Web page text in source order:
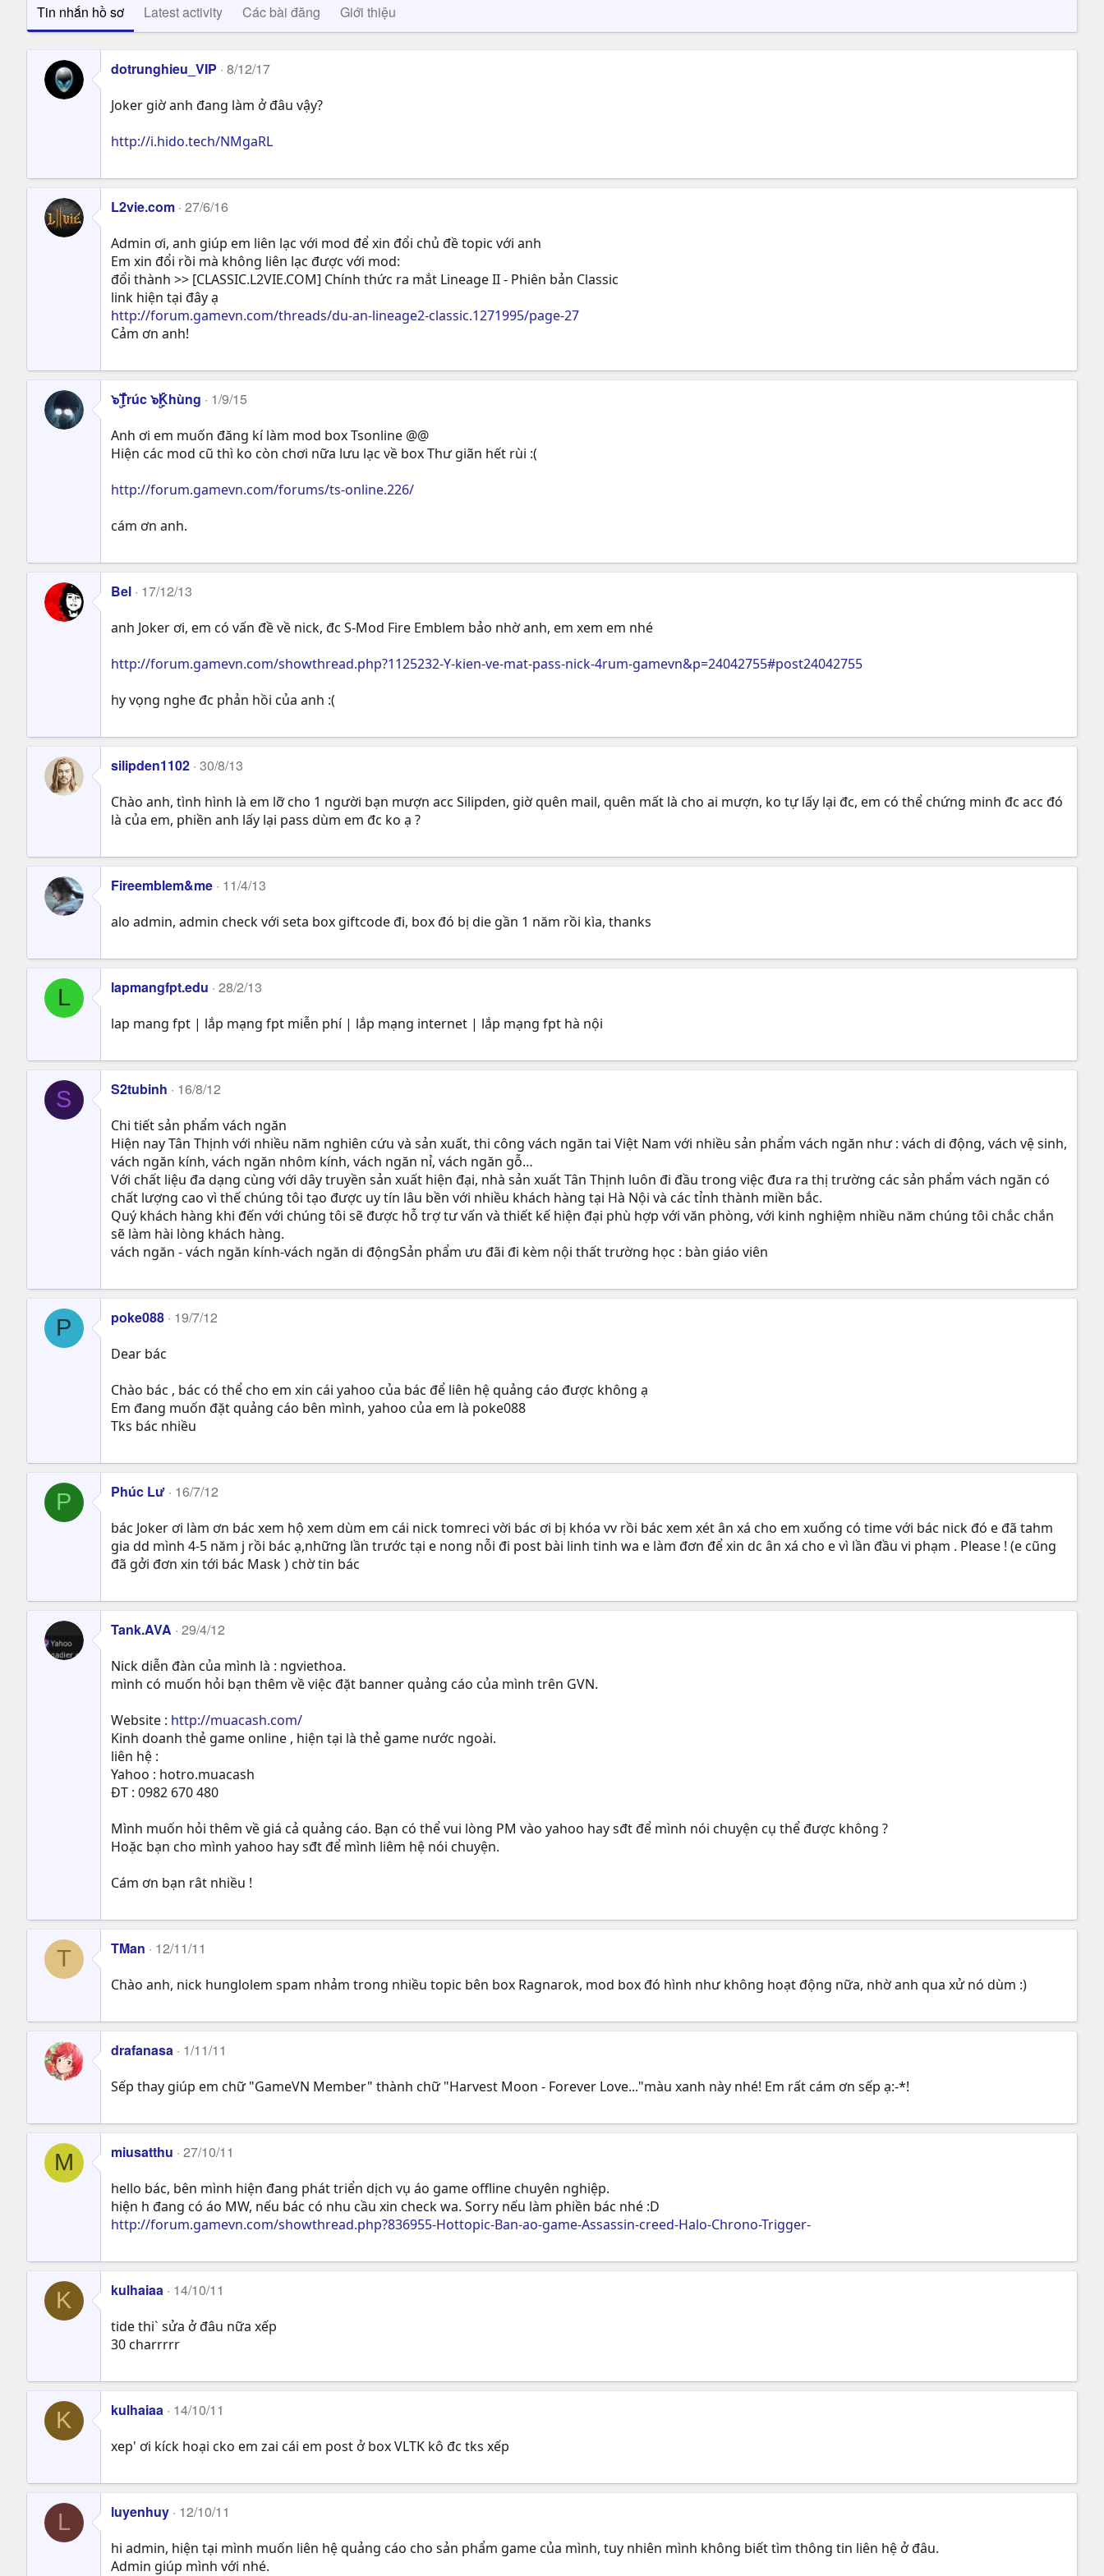
Tin nhắn hồ sơ Latest activity Các bài đăng Giới thiệu
dotrunghieu_VIP 8/12/17
Joker giờ anh đang làm ở đâu vậy?
http://i.hido.tech/NMgaRL
L2vie.com 27/6/16
Admin ơi, anh giúp em liên lạc với mod để xin đổi chủ đề topic với anh
Em xin đổi rồi mà không liên lạc được với mod:
đổi thành >> [CLASSIC.L2VIE.COM] Chính thức ra mắt Lineage II - Phiên bản Classic
link hiện tại đây ạ
http://forum.gamevn.com/threads/du-an-lineage2-classic.1271995/page-27
Cảm ơn anh!
๖ۣۜTrúc ๖ۣۜKhùng 1/9/15
Anh ơi em muốn đăng kí làm mod box Tsonline @@
Hiện các mod cũ thì ko còn chơi nữa lưu lạc về box Thư giãn hết rùi :(
http://forum.gamevn.com/forums/ts-online.226/
cám ơn anh.
Bel 17/12/13
anh Joker ơi, em có vấn đề về nick, đc S-Mod Fire Emblem bảo nhờ anh, em xem em nhé
http://forum.gamevn.com/showthread.php?1125232-Y-kien-ve-mat-pass-nick-4rum-gamevn&p=24042755#post24042755
hy vọng nghe đc phản hồi của anh :(
silipden1102 30/8/13
Chào anh, tình hình là em lỡ cho 1 người bạn mượn acc Silipden, giờ quên mail, quên mất là cho ai mượn, ko tự lấy lại đc, em có thể chứng minh đc acc đó
là của em, phiền anh lấy lại pass dùm em đc ko ạ ?
Fireemblem&me 11/4/13
alo admin, admin check với seta box giftcode đi, box đó bị die gần 1 năm rồi kìa, thanks
L lapmangfpt.edu 28/2/13
lap mang fpt | lắp mạng fpt miễn phí | lắp mạng internet | lắp mạng fpt hà nội
S S2tubinh 16/8/12
Chi tiết sản phẩm vách ngăn
Hiện nay Tân Thịnh với nhiều năm nghiên cứu và sản xuất, thi công vách ngăn tai Việt Nam với nhiều sản phẩm vách ngăn như : vách di động, vách vệ sinh,
vách ngăn kính, vách ngăn nhôm kính, vách ngăn nỉ, vách ngăn gỗ…
Với chất liệu đa dạng cùng với dây truyền sản xuất hiện đại, nhà sản xuất Tân Thịnh luôn đi đầu trong việc đưa ra thị trường các sản phẩm vách ngăn có
chất lượng cao vì thế chúng tôi tạo được uy tín lâu bền với nhiều khách hàng tại Hà Nội và các tỉnh thành miền bắc.
Quý khách hàng khi đến với chúng tôi sẽ được hỗ trợ tư vấn và thiết kế hiện đại phù hợp với văn phòng, với kinh nghiệm nhiều năm chúng tôi chắc chắn
sẽ làm hài lòng khách hàng.
vách ngăn - vách ngăn kính-vách ngăn di độngSản phẩm ưu đãi đi kèm nội thất trường học : bàn giáo viên
P poke088 19/7/12
Dear bác
Chào bác , bác có thể cho em xin cái yahoo của bác để liên hệ quảng cáo được không ạ
Em đang muốn đặt quảng cáo bên mình, yahoo của em là poke088
Tks bác nhiều
P Phúc Lư 16/7/12
bác Joker ơi làm ơn bác xem hộ xem dùm em cái nick tomreci vời bác ơi bị khóa vv rồi bác xem xét ân xá cho em xuống có time với bác nick đó e đã tahm
gia dd mình 4-5 năm j rồi bác ạ,những lần trước tại e nong nỗi đi post bài linh tinh wa e làm đơn để xin dc ân xá cho e vì lần đầu vi phạm . Please ! (e cũng
đã gởi đơn xin tới bác Mask ) chờ tin bác
Tank.AVA 29/4/12
Nick diễn đàn của mình là : ngviethoa.
mình có muốn hỏi bạn thêm về việc đặt banner quảng cáo của mình trên GVN.
Website : http://muacash.com/
Kinh doanh thẻ game online , hiện tại là thẻ game nước ngoài.
liên hệ :
Yahoo : hotro.muacash
ĐT : 0982 670 480
Mình muốn hỏi thêm về giá cả quảng cáo. Bạn có thể vui lòng PM vào yahoo hay sđt để mình nói chuyện cụ thể được không ?
Hoặc bạn cho mình yahoo hay sđt để mình liêm hệ nói chuyện.
Cám ơn bạn rât nhiều !
T TMan 12/11/11
Chào anh, nick hunglolem spam nhảm trong nhiều topic bên box Ragnarok, mod box đó hình như không hoạt động nữa, nhờ anh qua xử nó dùm :)
drafanasa 1/11/11
Sếp thay giúp em chữ "GameVN Member" thành chữ "Harvest Moon - Forever Love..."màu xanh này nhé! Em rất cám ơn sếp ạ:-*!
M miusatthu 27/10/11
hello bác, bên mình hiện đang phát triển dịch vụ áo game offline chuyên nghiệp.
hiện h đang có áo MW, nếu bác có nhu cầu xin check wa. Sorry nếu làm phiền bác nhé :D
http://forum.gamevn.com/showthread.php?836955-Hottopic-Ban-ao-game-Assassin-creed-Halo-Chrono-Trigger-
K kulhaiaa 14/10/11
tide thi` sửa ở đâu nữa xếp
30 charrrrr
K kulhaiaa 14/10/11
xep' ơi kíck hoại cko em zai cái em post ở box VLTK kô đc tks xếp
L luyenhuy 12/10/11
hi admin, hiện tại mình muốn liên hệ quảng cáo cho sản phẩm game của mình, tuy nhiên mình không biết tìm thông tin liên hệ ở đâu.
Admin giúp mình với nhé.